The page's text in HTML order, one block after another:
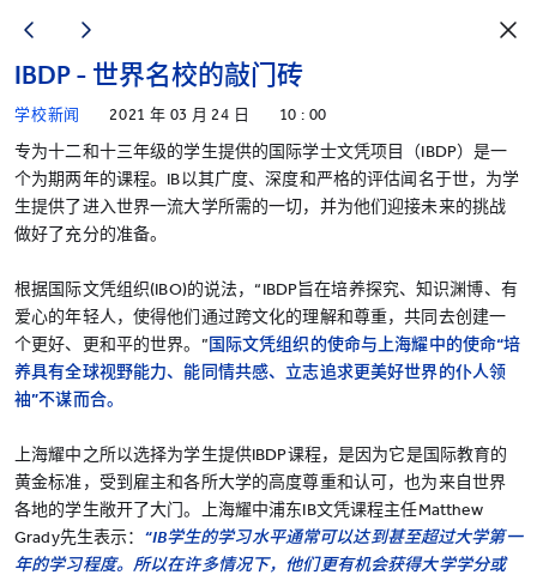
IBDP - 世界名校的敲门砖
学校新闻 2021 年 03 月 24 日 10 : 00
专为十二和十三年级的学生提供的国际学士文凭项目（IBDP）是一
个为期两年的课程。IB以其广度、深度和严格的评估闻名于世，为学
生提供了进入世界一流大学所需的一切，并为他们迎接未来的挑战
做好了充分的准备。
根据国际文凭组织(IBO)的说法，“IBDP旨在培养探究、知识渊博、有
爱心的年轻人，使得他们通过跨文化的理解和尊重，共同去创建一
个更好、更和平的世界。”国际文凭组织的使命与上海耀中的使命“培
养具有全球视野能力、能同情共感、立志追求更美好世界的仆人领
袖”不谋而合。
上海耀中之所以选择为学生提供IBDP课程，是因为它是国际教育的
黄金标准，受到雇主和各所大学的高度尊重和认可，也为来自世界
各地的学生敞开了大门。上海耀中浦东IB文凭课程主任Matthew
Grady先生表示： “IB学生的学习水平通常可以达到甚至超过大学第一
年的学习程度。所以在许多情况下，他们更有机会获得大学学分或